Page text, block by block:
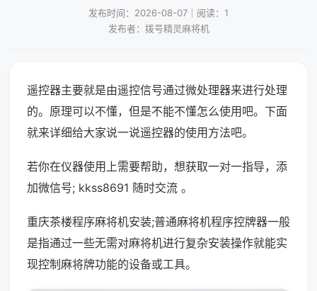
发布时间：2026-08-07｜阅读：1
发布者：拨号精灵麻将机
遥控器主要就是由遥控信号通过微处理器来进行处理
的。原理可以不懂，但是不能不懂怎么使用吧。下面
就来详细给大家说一说遥控器的使用方法吧。
若你在仪器使用上需要帮助，想获取一对一指导，添
加微信号; kkss8691 随时交流 。
重庆茶楼程序麻将机安装;普通麻将机程序控牌器一般
是指通过一些无需对麻将机进行复杂安装操作就能实
现控制麻将牌功能的设备或工具。